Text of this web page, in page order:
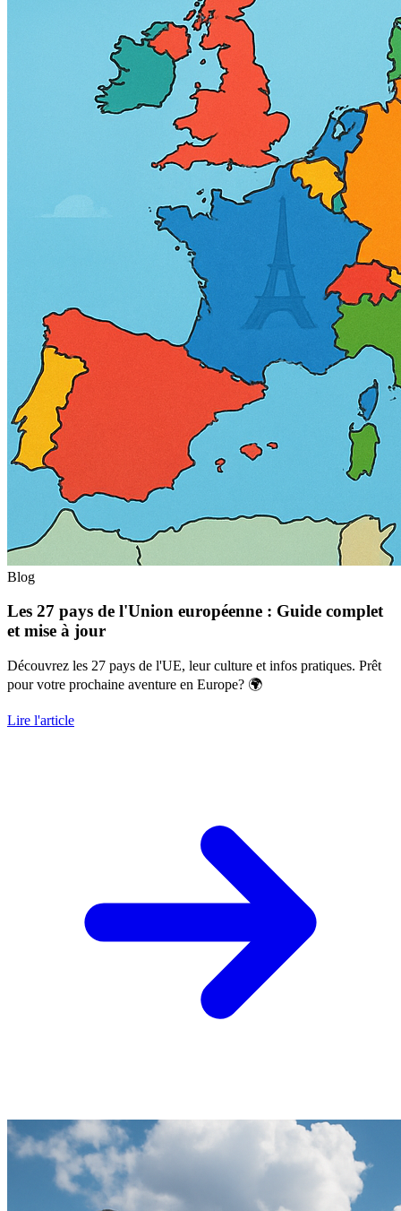
Blog
Les 27 pays de l'Union européenne : Guide complet
et mise à jour
Découvrez les 27 pays de l'UE, leur culture et infos pratiques. Prêt
pour votre prochaine aventure en Europe? 🌍
Lire l'article